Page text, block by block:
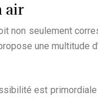
air
non seulement
une multitude
est